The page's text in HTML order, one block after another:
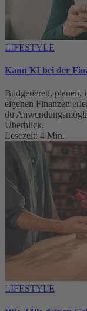
LIFESTYLE
Kann KI bei der
Budgetieren, planen,
eigenen Finanzen
du
Überblick.
Lesezeit: 4 Min.
LIFESTYLE